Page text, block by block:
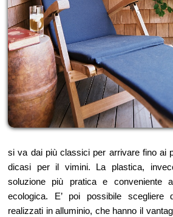
si va dai più classici per arrivare fino ai
dicasi per il vimini. La plastica,
soluzione più pratica e conveniente
ecologica. E’ poi possibile scegliere
realizzati in alluminio, che hanno il